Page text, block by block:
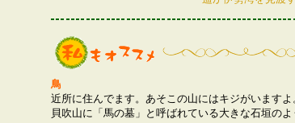
鳥
近所に住んでます。あそこの山にはキジがいます
貝吹山に「馬の墓」と呼ばれている大きな石垣の